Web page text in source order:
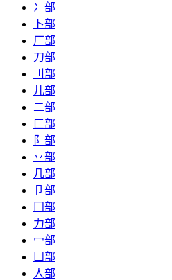
冫部
卜部
厂部
刀部
刂部
儿部
二部
匚部
阝部
丷部
几部
卩部
冂部
力部
冖部
凵部
人部